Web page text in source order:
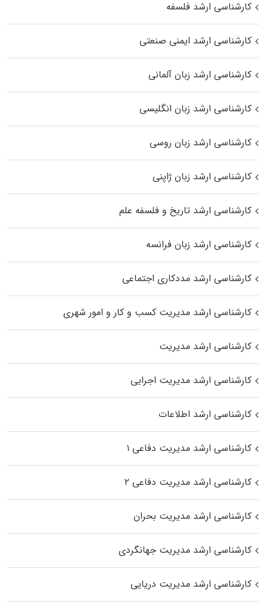
کارشناسی ارشد فلسفه
کارشناسی ارشد ایمنی صنعتی
کارشناسی ارشد زبان آلمانی
کارشناسی ارشد زبان انگلیسی
کارشناسی ارشد زبان روسی
کارشناسی ارشد زبان ژاپنی
کارشناسی ارشد تاریخ و فلسفه علم
کارشناسی ارشد زبان فرانسه
کارشناسی ارشد مددکاری اجتماعی
کارشناسی ارشد مدیریت کسب و کار و امور شهری
کارشناسی ارشد مدیریت
کارشناسی ارشد مدیریت اجرایی
کارشناسی ارشد اطلاعات
کارشناسی ارشد مدیریت دفاعی ۱
کارشناسی ارشد مدیریت دفاعی ۲
کارشناسی ارشد مدیریت بحران
کارشناسی ارشد مدیریت جهانگردی
کارشناسی ارشد مدیریت دریایی